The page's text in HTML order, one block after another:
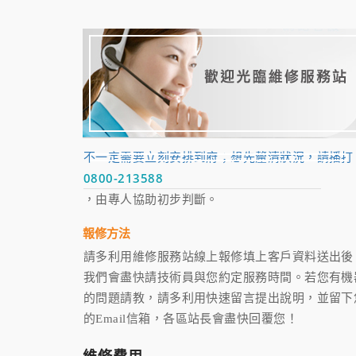
不一定需要立刻安排到府；想先釐清狀況，請播打
0800-213588
，由專人協助初步判斷。
報修方法
請多利用維修服務站線上報修填上客戶資料送出後
我們會盡快請技術員與您約定服務時間。若您有機
的問題請教，請多利用快速留言提出說明，並留下
的Email信箱，各區站長會盡快回覆您！